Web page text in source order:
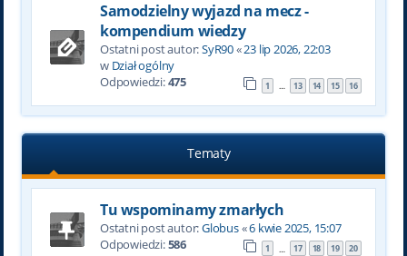
Samodzielny wyjazd na mecz -
kompendium wiedzy
Ostatni post autor:SyR90«23 lip 2026, 22:03
w Dział ogólny
Odpowiedzi:475 1 … 13 14 15 16
Tematy
Tu wspominamy zmarłych
Ostatni post autor:Globus«6 kwie 2025, 15:07
Odpowiedzi:586 1 … 17 18 19 20